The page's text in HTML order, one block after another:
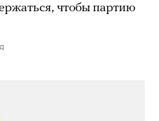
чтобы партию